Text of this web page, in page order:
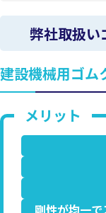
弊社取扱い
建設機械用ゴム
剛性が均一